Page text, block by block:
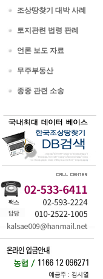
조상땅찾기 대박 사례
토지관련 법령 판례
언론 보도 자료
무주부동산
종중 관련 소송